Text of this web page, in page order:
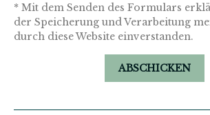
* Mit dem Senden des Formulars
der Speicherung und Verarbeitung
durch diese Website einverstanden.